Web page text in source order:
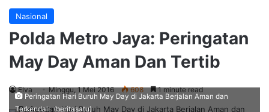
Nasional
Polda Metro Jaya: Peringatan
May Day Aman Dan Tertib
Elva Minggu, 1 Mei 2016 608 1 minute read
Peringatan Hari Buruh May Day di Jakarta Berjalan Aman dan
Terkendali. (beritasatu)